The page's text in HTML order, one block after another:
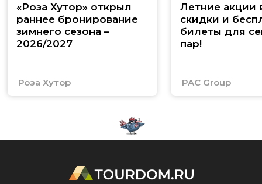
«Роза Хутор» открыл
раннее бронирование
зимнего сезона –
2026/2027
Роза Хутор
Летние акции
скидки и
билеты для
пар!
PAC Group